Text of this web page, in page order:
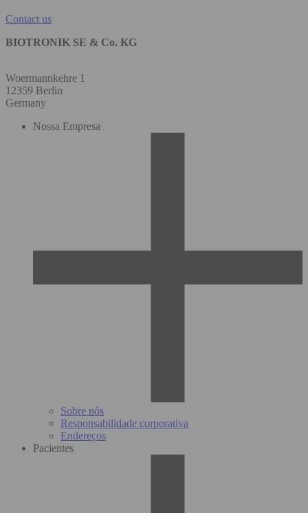
Contact us
BIOTRONIK SE & Co. KG
Woermannkehre 1
12359 Berlin
Germany
Nossa Empresa
Sobre nós
Responsabilidade corporativa
Endereços
Pacientes